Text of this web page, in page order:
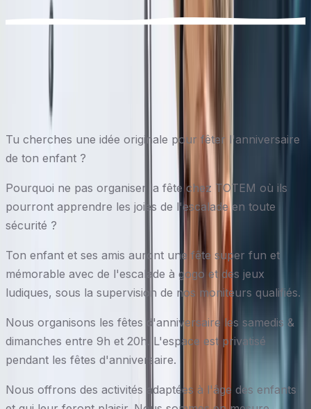
Réservation
Tu cherches une idée originale pour fêter l'anniversaire
de ton enfant ?
Pourquoi ne pas organiser la fête chez TOTEM où ils
pourront apprendre les joies de l'escalade en toute
sécurité ?
Ton enfant et ses amis auront une fête super fun et
mémorable avec de l'escalade à gogo et des jeux
ludiques, sous la supervision de nos moniteurs qualifiés.
Nous organisons les fêtes d'anniversaire les samedis &
dimanches entre 9h et 20h. L'espace est privatisé
pendant les fêtes d'anniversaire.
Nous offrons des activités adaptées à l'âge des enfants